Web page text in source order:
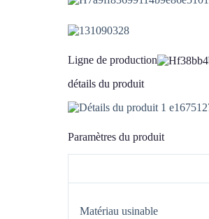
Ligne de production
détails du produit
Paramètres du produit
Matériau usinable